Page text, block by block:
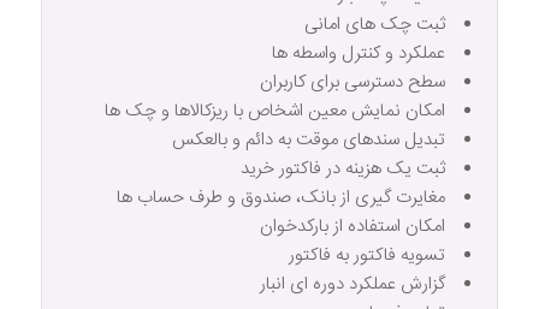
ثبت چک های امانی
عملکرد و کنترل واسطه ها
سطح دسترسی برای کاربران
امکان نمایش معین اشخاص با ریزکالاها و چک ها
تبدیل سندهای موقت به دائم و بالعکس
ثبت یک هزینه در فاکتور خرید
مغایرت گیری از بانک، صندوق و طرف حساب ها
امکان استفاده از بارکدخوان
تسویه فاکتور به فاکتور
گزارش عملکرد دوره ای انبار